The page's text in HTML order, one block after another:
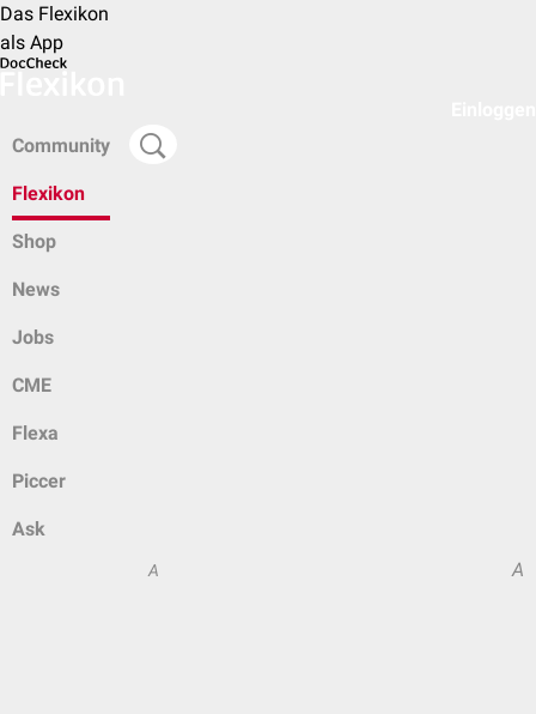
Das Flexikon
als App
Community
Flexikon
Shop
News
Jobs
CME
Flexa
Piccer
Ask
A A